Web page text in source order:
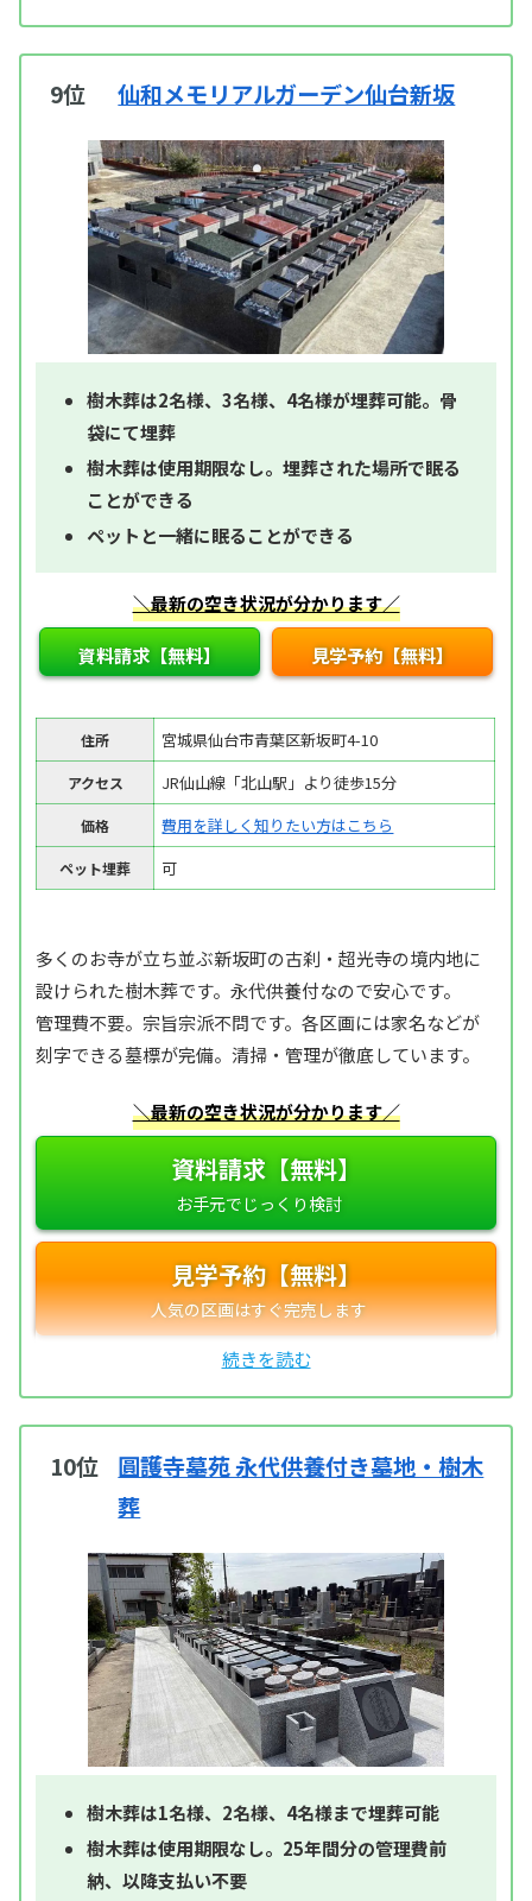
9位 仙和メモリアルガーデン仙台新坂
樹木葬は2名様、3名様、4名様が埋葬可能。骨
袋にて埋葬
樹木葬は使用期限なし。埋葬された場所で眠る
ことができる
ペットと一緒に眠ることができる
＼最新の空き状況が分かります／
資料請求【無料】 見学予約【無料】
住所 宮城県仙台市青葉区新坂町4-10
アクセス JR仙山線「北山駅」より徒歩15分
価格 費用を詳しく知りたい方はこちら
ペット埋葬 可
多くのお寺が立ち並ぶ新坂町の古刹・超光寺の境内地に
設けられた樹木葬です。永代供養付なので安心です。
管理費不要。宗旨宗派不問です。各区画には家名などが
刻字できる墓標が完備。清掃・管理が徹底しています。
＼最新の空き状況が分かります／
資料請求【無料】
見学予約【無料】
10位
圓護寺墓苑 永代供養付き墓地・樹木
葬
樹木葬は1名様、2名様、4名様まで埋葬可能
樹木葬は使用期限なし。25年間分の管理費前
納、以降支払い不要